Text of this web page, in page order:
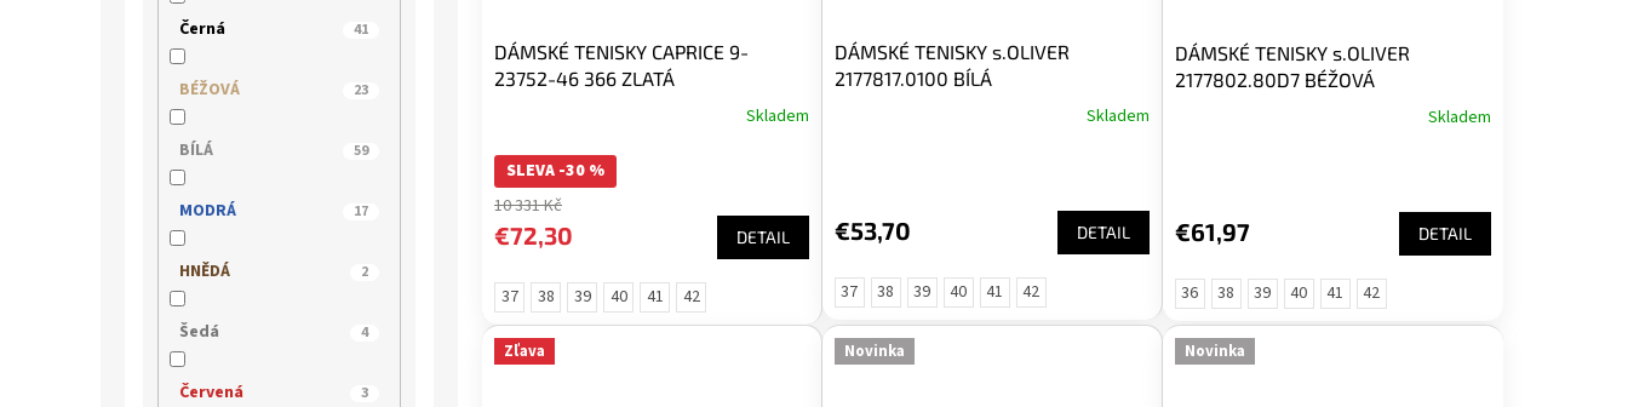
JANA
JOMA
JOSEF SEIBEL
LEE COOPER
MACIEJKA
MARCO TOZZI
Černá 41
BÉŽOVÁ 23
BÍLÁ 59
MODRÁ 17
HNĚDÁ 2
Šedá 4
Červená 3
DÁMSKÉ TENISKY CAPRICE 9-
23752-46 366 ZLATÁ
Skladem
SLEVA -30 %
10 331 Kč
€72,30 DETAIL
37 38 39 40 41 42
DÁMSKÉ TENISKY s.OLIVER
2177817.0100 BÍLÁ
Skladem
€53,70 DETAIL
37 38 39 40 41 42
DÁMSKÉ TENISKY s.OLIVER
2177802.80D7 BÉŽOVÁ
Skladem
€61,97 DETAIL
36 38 39 40 41 42
Zľava Novinka Novinka